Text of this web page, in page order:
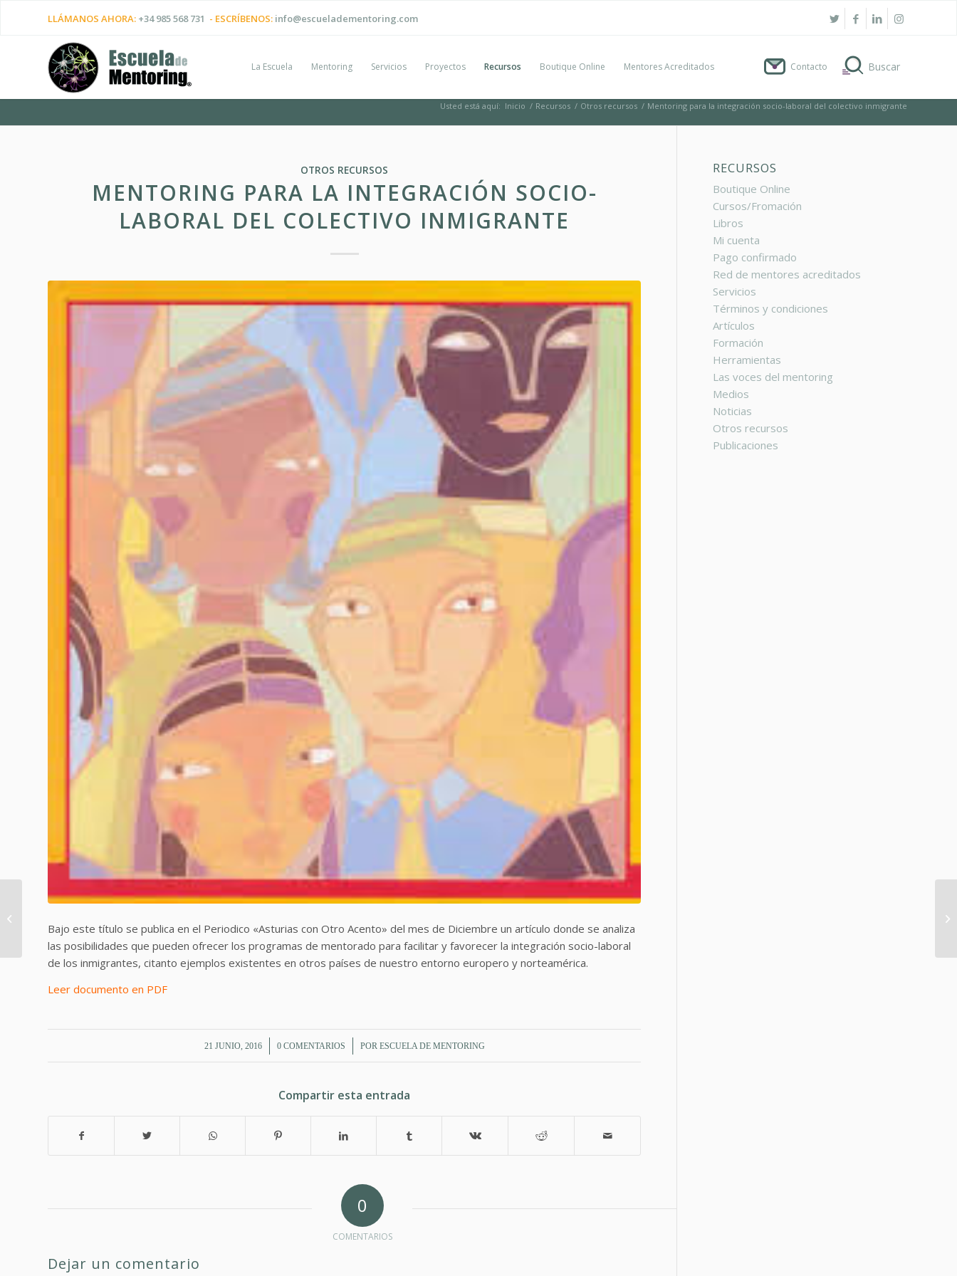
LLÁMANOS AHORA: +34 985 568 731 - ESCRÍBENOS: info@escueladementoring.com
La Escuela Mentoring Servicios Proyectos Recursos Boutique Online Mentores Acreditados Contacto
Usted está aquí: Inicio / Recursos / Otros recursos / Mentoring para la integración socio-laboral del colectivo inmigrante
OTROS RECURSOS
MENTORING PARA LA INTEGRACIÓN SOCIO-
LABORAL DEL COLECTIVO INMIGRANTE
Bajo este título se publica en el Periodico «Asturias con Otro Acento» del mes de Diciembre un artículo donde se analiza
las posibilidades que pueden ofrecer los programas de mentorado para facilitar y favorecer la integración socio-laboral
de los inmigrantes, citanto ejemplos existentes en otros países de nuestro entorno europero y norteamérica.
Leer documento en PDF
21 JUNIO, 2016
/ 0 COMENTARIOS
/ POR ESCUELA DE MENTORING
Compartir esta entrada
0
COMENTARIOS
Dejar un comentario
RECURSOS
Boutique Online
Cursos/Fromación
Libros
Mi cuenta
Pago confirmado
Red de mentores acreditados
Servicios
Términos y condiciones
Artículos
Formación
Herramientas
Las voces del mentoring
Medios
Noticias
Otros recursos
Publicaciones
Mentoring y Redes
para el aprendizaje